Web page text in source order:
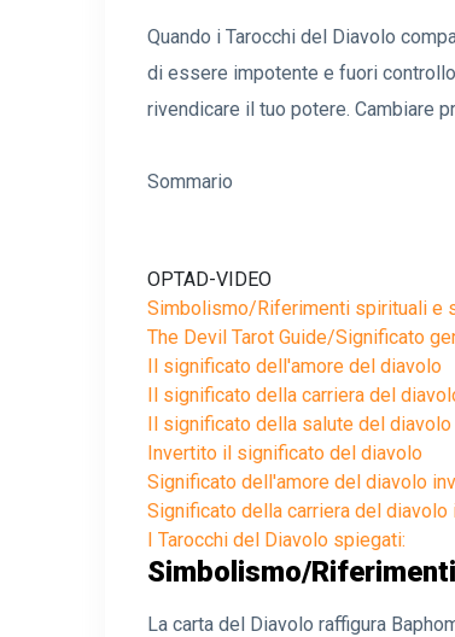
Quando i Tarocchi del Diavolo
di essere impotente e fuori
rivendicare il tuo potere. Cambiare
Sommario
OPTAD-VIDEO
Simbolismo/Riferimenti spirituali e
The Devil Tarot Guide/Significato
Il significato dell'amore del diavolo
Il significato della carriera del
Il significato della salute del diavolo
Invertito il significato del diavolo
Significato dell'amore del diavolo
Significato della carriera del diavolo
I Tarocchi del Diavolo spiegati:
Simbolismo/
La carta del Diavolo raffigura